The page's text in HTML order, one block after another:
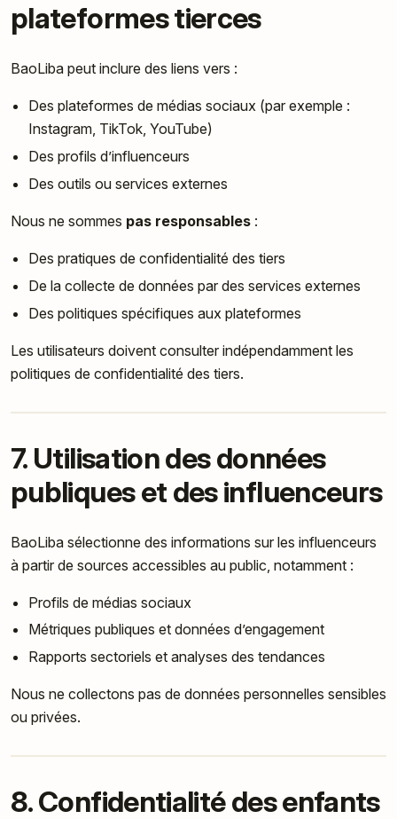
plateformes tierces
BaoLiba peut inclure des liens vers :
Des plateformes de médias sociaux (par exemple :
Instagram, TikTok, YouTube)
Des profils d’influenceurs
Des outils ou services externes
Nous ne sommes pas responsables :
Des pratiques de confidentialité des tiers
De la collecte de données par des services externes
Des politiques spécifiques aux plateformes
Les utilisateurs doivent consulter indépendamment les
politiques de confidentialité des tiers.
7. Utilisation des données
publiques et des influenceurs
BaoLiba sélectionne des informations sur les influenceurs
à partir de sources accessibles au public, notamment :
Profils de médias sociaux
Métriques publiques et données d’engagement
Rapports sectoriels et analyses des tendances
Nous ne collectons pas de données personnelles sensibles
ou privées.
8. Confidentialité des enfants